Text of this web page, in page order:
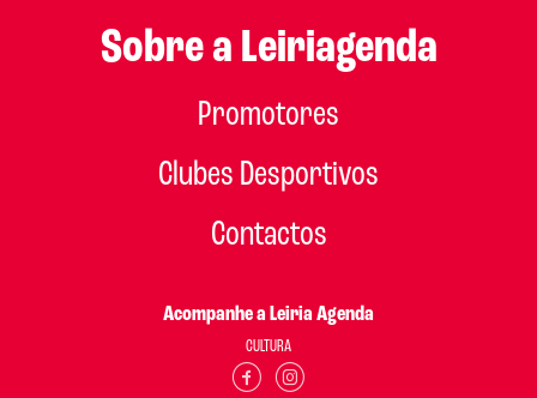
Sobre a Leiriagenda
Promotores
Clubes Desportivos
Contactos
Acompanhe a Leiria Agenda
CULTURA